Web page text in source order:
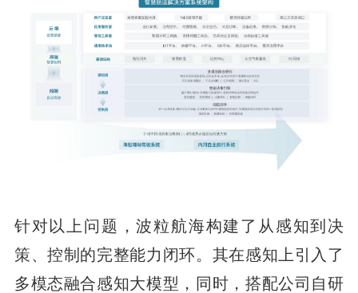
针对以上问题，波粒航海构建了从感知到决
策、控制的完整能力闭环。其在感知上引入了
多模态融合感知大模型，同时，搭配公司自研